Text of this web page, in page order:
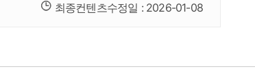
최종컨텐츠수정일 : 2026-01-08